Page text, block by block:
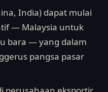
India) dapat mulai
— Malaysia untuk
bara — yang dalam
pangsa pasar